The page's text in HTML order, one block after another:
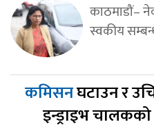
काठमाडौं–
स्वकीय
कमिसनघटाउन र
इन्ड्राइभ